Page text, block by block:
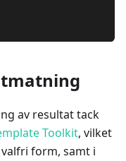
av resultat tack
Toolkit, vilket
form, samt i